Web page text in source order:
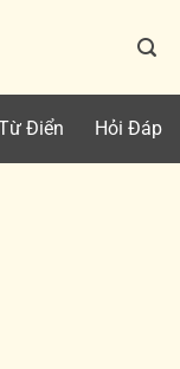
Điển Hỏi Đáp